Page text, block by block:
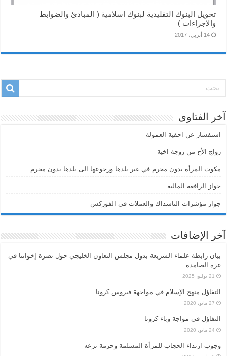
تحويل البنوك التقليدية لبنوك اسلامية ( المبادئ والضوابط
والإجراءات )
14 أبريل، 2017
آخر الفتاوى
استفسار عن احقية العمولة
زواج الأخ من زوجة اخية
مكوث المرأة بدون محرم في غير بلدها ورجوعها الى بلدها بدون محرم
جواز الرافعة المالية
جواز مؤشرات الناسداك والعملات في الفوركس
آخر الإضافات
بيان رابطة علماء الشريعة بدول مجلس التعاون الخليجي حول نصرة إخواننا في
غزة الصامدة
21 يوليو، 2025
التفاؤل منهج الإسلام في مواجهة فيروس كرونا
27 مايو، 2020
التفاؤل في مواجة وباء كرونا
24 مايو، 2020
وجوب ارتداء الحجاب للمرأة المسلمة وحرمة نزعه